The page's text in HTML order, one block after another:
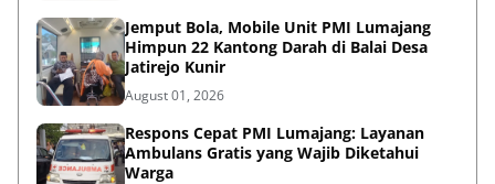
Jemput Bola, Mobile Unit PMI Lumajang
Himpun 22 Kantong Darah di Balai Desa
Jatirejo Kunir
August 01, 2026
Respons Cepat PMI Lumajang: Layanan
Ambulans Gratis yang Wajib Diketahui
Warga